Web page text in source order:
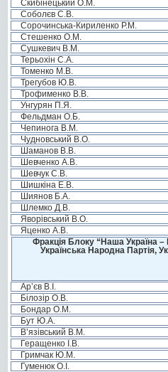
Скибінецький О.М.
Соболєв С.В.
Сорочинська-Кириленко Р.М.
Стешенко О.М.
Сушкевич В.М.
Терьохін С.А.
Томенко М.В.
Трегубов Ю.В.
Трофименко В.В.
Унгурян П.Я.
Фельдман О.Б.
Чепинога В.М.
Чудновський В.О.
Шаманов В.В.
Шевченко А.В.
Шевчук С.В.
Шишкіна Е.В.
Шиянов Б.А.
Шлемко Д.В.
Яворівський В.О.
Яценко А.В.
Фракція Блоку “Наша Україна
Українська Народна Партія,
Ар’єв В.І.
Білозір О.В.
Бондар О.М.
Бут Ю.А.
В’язівський В.М.
Геращенко І.В.
Гримчак Ю.М.
Гуменюк О.І.